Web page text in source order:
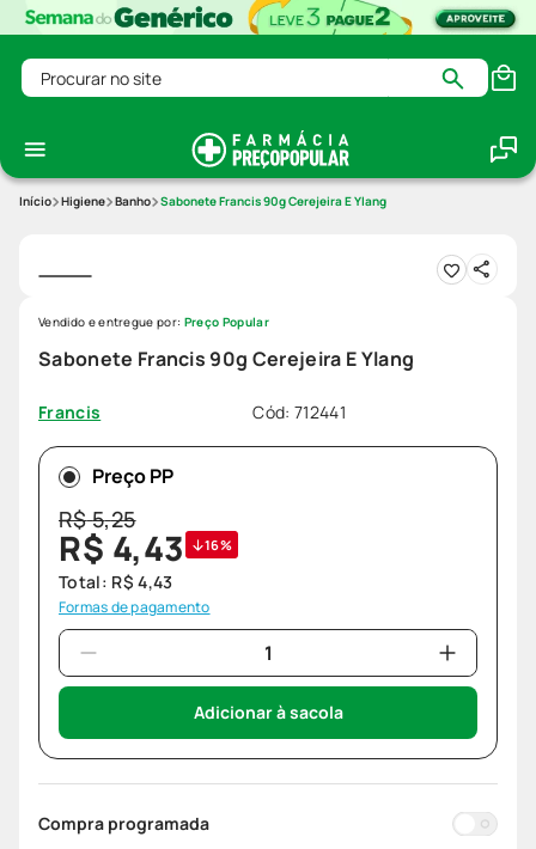
Procurar no site
Higiene Banho Sabonete Francis 90g Cerejeira E Ylang
Sabonete Francis 90g Cerejeira E Ylang
Francis Cód: 712441
Vendido e entregue por: Preço Popular
Preço PP
R$5,25
R$ 4,43 16%
Total: R$ 4,43
Formas de pagamento
Adicionar à sacola
Compra programada